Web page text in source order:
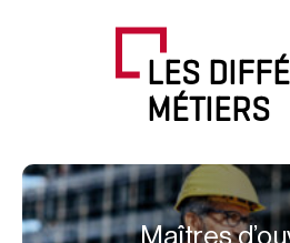
LES
MÉTIERS
Maîtres